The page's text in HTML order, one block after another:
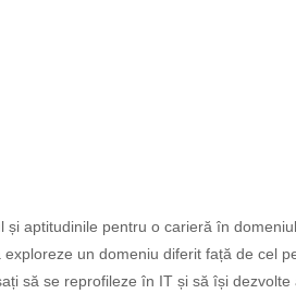
și aptitudinile pentru o carieră în
un domeniu diferit față de cel
să se reprofileze în IT și să își dezvolte